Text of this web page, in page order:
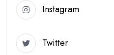
Instagram
Twitter